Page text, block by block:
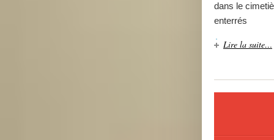
dans le
enterrés
Lire la suite…